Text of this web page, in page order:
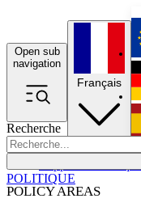
Open sub
navigation
Recherche
POLICY AREAS
Français
POLITIQUE